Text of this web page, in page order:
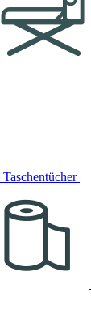
Taschentücher